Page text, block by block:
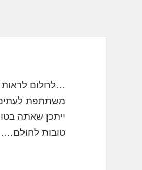
…לחלום לראות
משתתפת
ייתכן שאתה
טובות לחולם….